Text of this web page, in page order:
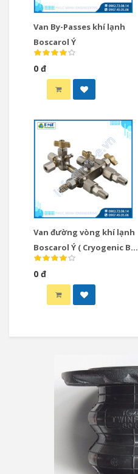
Van By-Passes khí lạnh
Boscarol Ý
0 đ
Van đường vòng khí lạnh
Boscarol Ý ( Cryogenic By-
Passes Valve)
0 đ